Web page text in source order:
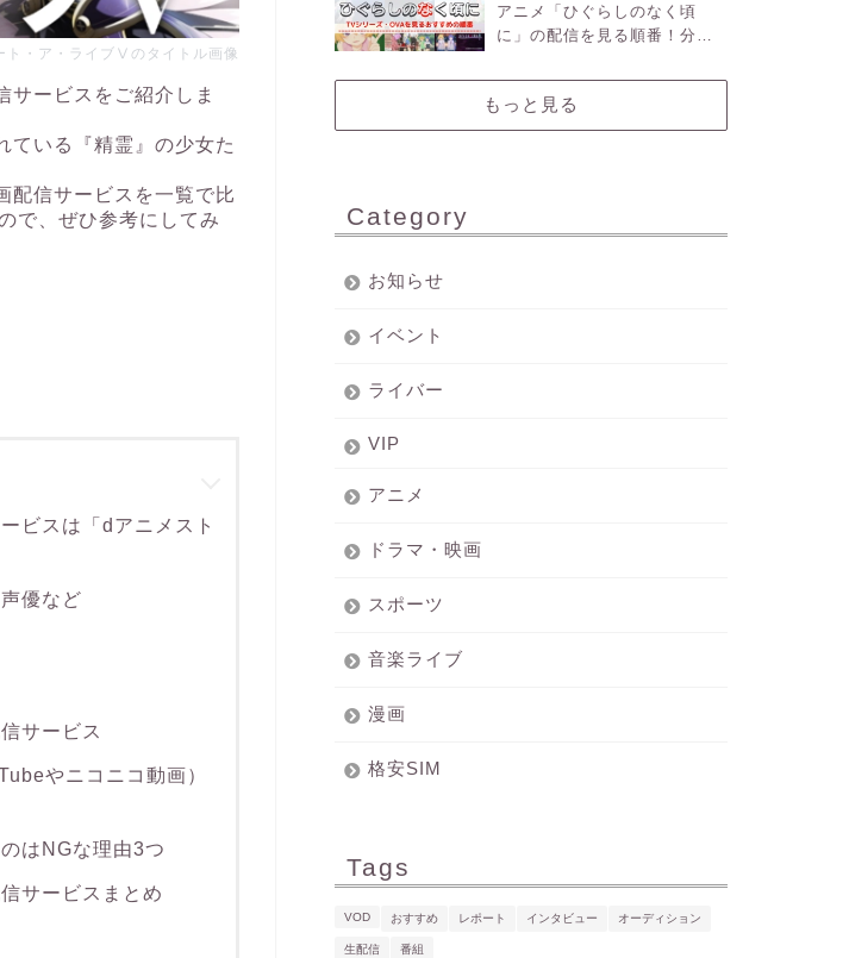
ト・ア・ライブⅤのタイトル画像
ービスをご紹介しま
ている『精霊』の少女た
配信サービスを一覧で比
で、ぜひ参考にしてみ
ビスは「dアニメスト
優など
サービス
やニコニコ動画）
はNGな理由3つ
サービスまとめ
アニメ「ひぐらしのなく頃
に」の配信を見る順番！分か
クを紹介
もっと見る
Category
お知らせ
イベント
ライバー
VIP
アニメ
ドラマ・映画
スポーツ
音楽ライブ
漫画
格安SIM
Tags
VOD おすすめ レポート インタビュー オーディション
生配信 番組